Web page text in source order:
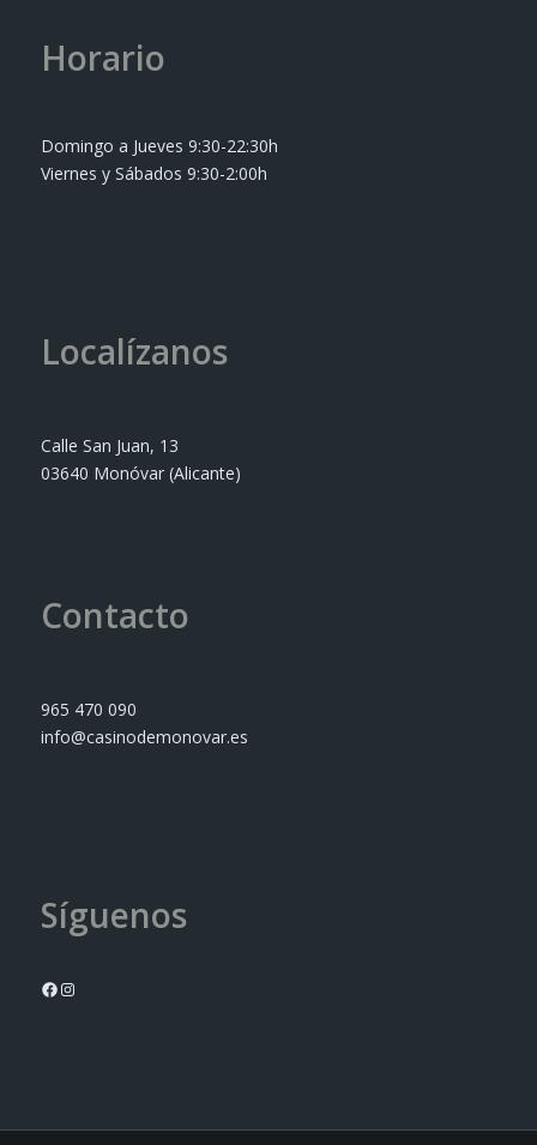
Horario
Domingo a Jueves 9:30-22:30h
Viernes y Sábados 9:30-2:00h
Localízanos
Calle San Juan, 13
03640 Monóvar (Alicante)
Contacto
965 470 090
info@casinodemonovar.es
Síguenos